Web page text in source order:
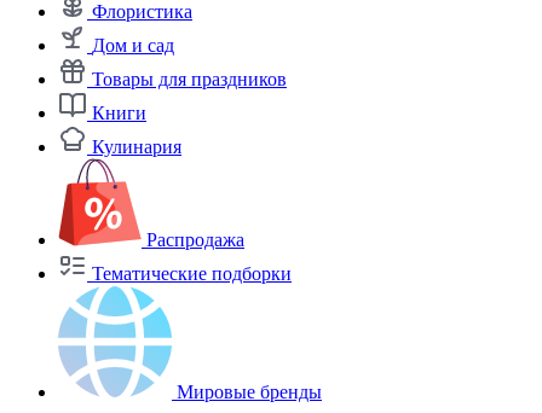
Флористика
Дом и сад
Товары для праздников
Книги
Кулинария
Распродажа
Тематические подборки
Мировые бренды